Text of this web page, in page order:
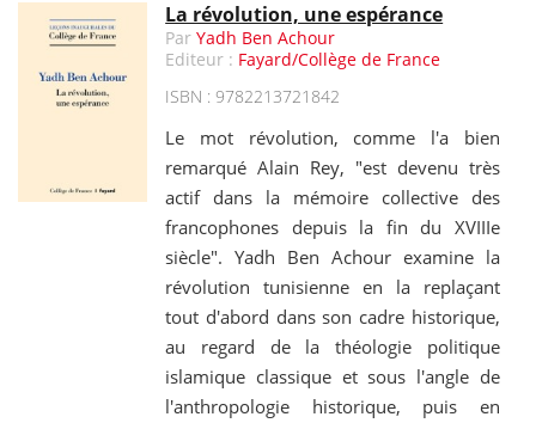
La révolution, une espérance
ParYadh Ben Achour
Editeur : Fayard/Collège de France
ISBN : 9782213721842
Le mot révolution, comme l'a bien
remarqué Alain Rey, "est devenu très
actif dans la mémoire collective des
francophones depuis la fin du XVIIIe
siècle". Yadh Ben Achour examine la
révolution tunisienne en la replaçant
tout d'abord dans son cadre historique,
au regard de la théologie politique
islamique classique et sous l'angle de
l'anthropologie historique, puis en